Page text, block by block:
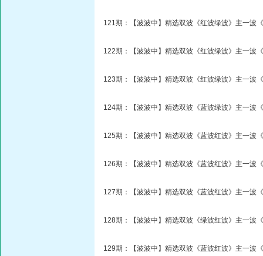
121期：【波波中】精选双波《红波绿波》主一波
122期：【波波中】精选双波《红波绿波》主一波
123期：【波波中】精选双波《红波绿波》主一波
124期：【波波中】精选双波《蓝波绿波》主一波
125期：【波波中】精选双波《蓝波红波》主一波
126期：【波波中】精选双波《蓝波红波》主一波
127期：【波波中】精选双波《蓝波红波》主一波
128期：【波波中】精选双波《绿波红波》主一波
129期：【波波中】精选双波《蓝波红波》主一波